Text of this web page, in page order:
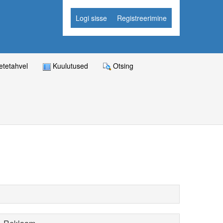
Logi sisse Registreerimine
Kuulutused Otsing